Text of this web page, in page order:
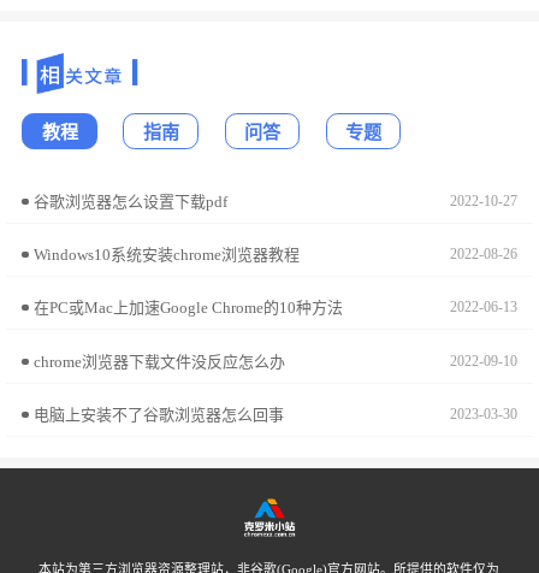
教程 指南 问答 专题
谷歌浏览器怎么设置下载pdf 2022-10-27
Windows10系统安装chrome浏览器教程 2022-08-26
在PC或Mac上加速Google Chrome的10种方法 2022-06-13
chrome浏览器下载文件没反应怎么办 2022-09-10
电脑上安装不了谷歌浏览器怎么回事 2023-03-30
本站为第三方浏览器资源整理站，非谷歌(Google)官方网站。所提供的软件仅为